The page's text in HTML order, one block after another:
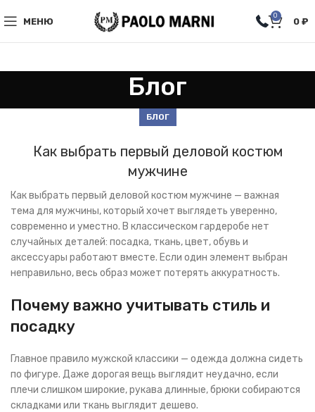
МЕНЮ
0
0 ₽
Блог
БЛОГ
Как выбрать первый деловой костюм
мужчине
Как выбрать первый деловой костюм мужчине — важная
тема для мужчины, который хочет выглядеть уверенно,
современно и уместно. В классическом гардеробе нет
случайных деталей: посадка, ткань, цвет, обувь и
аксессуары работают вместе. Если один элемент выбран
неправильно, весь образ может потерять аккуратность.
Почему важно учитывать стиль и
посадку
Главное правило мужской классики — одежда должна сидеть
по фигуре. Даже дорогая вещь выглядит неудачно, если
плечи слишком широкие, рукава длинные, брюки собираются
складками или ткань выглядит дешево.